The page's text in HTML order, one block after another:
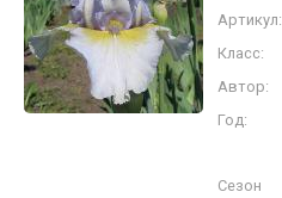
Артикул:
Класс:
Автор:
Год:
Сезон